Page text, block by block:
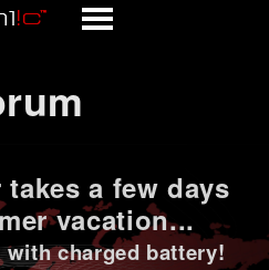
a few days
vacation...
charged battery!